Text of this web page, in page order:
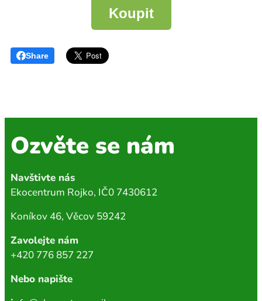
Koupit
Share
Ozvěte se nám
Navštivte nás
Ekocentrum Rojko, IČ0 7430612
Koníkov 46, Věcov 59242
Zavolejte nám
+420 776 857 227
Nebo napište